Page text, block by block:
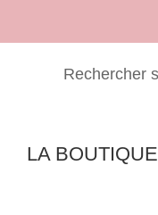
LA BOUTIQUE